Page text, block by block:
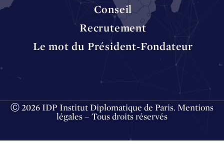
Conseil
Recrutement
Le mot du Président-Fondateur
Ⓒ 2026 IDP Institut Diplomatique de Paris. Mentions
légales – Tous droits réservés